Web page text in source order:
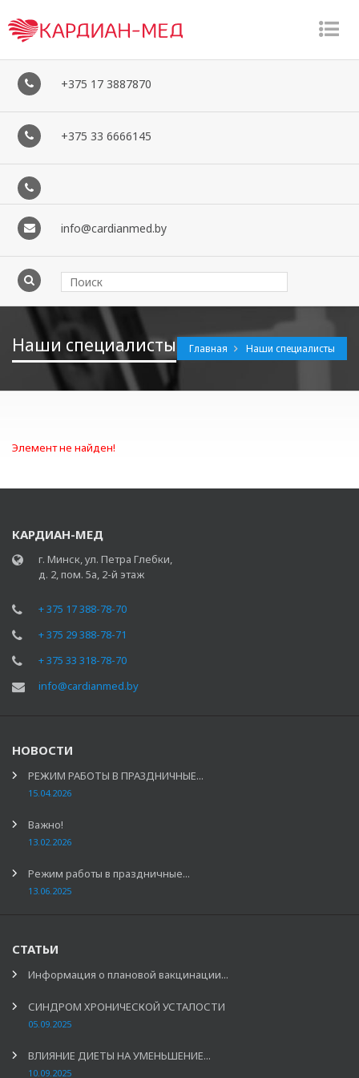
+375 17 3887870
+375 33 6666145
info@cardianmed.by
Наши специалисты Главная Наши специалисты
Элемент не найден!
КАРДИАН-МЕД
г. Минск, ул. Петра Глебки,
д. 2, пом. 5а, 2-й этаж
+ 375 17 388-78-70
+ 375 29 388-78-71
+ 375 33 318-78-70
info@cardianmed.by
НОВОСТИ
РЕЖИМ РАБОТЫ В ПРАЗДНИЧНЫЕ...
15.04.2026
Важно!
13.02.2026
Режим работы в праздничные...
13.06.2025
СТАТЬИ
Информация о плановой вакцинации...
СИНДРОМ ХРОНИЧЕСКОЙ УСТАЛОСТИ
05.09.2025
ВЛИЯНИЕ ДИЕТЫ НА УМЕНЬШЕНИЕ...
10.09.2025